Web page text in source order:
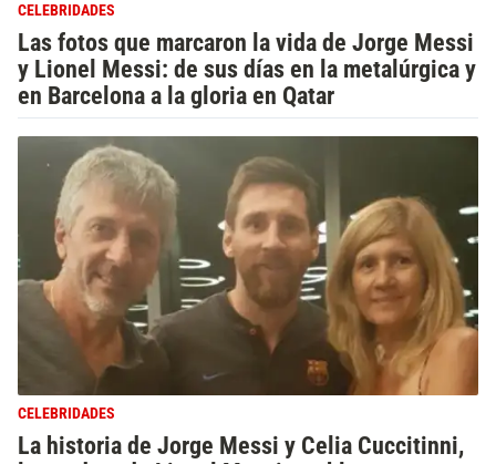
CELEBRIDADES
Las fotos que marcaron la vida de Jorge Messi
y Lionel Messi: de sus días en la metalúrgica y
en Barcelona a la gloria en Qatar
CELEBRIDADES
La historia de Jorge Messi y Celia Cuccitinni,